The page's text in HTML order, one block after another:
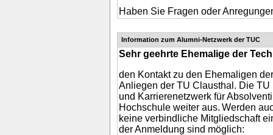
Haben Sie Fragen oder
Information zum Alumni-Netzwerk der TUC
Sehr geehrte Ehemalige der
den Kontakt zu den Ehemaligen
Anliegen der TU Clausthal. Die
und Karrierenetzwerk für
Hochschule weiter aus. Werden
keine verbindliche Mitgliedschaft
der Anmeldung sind möglich: